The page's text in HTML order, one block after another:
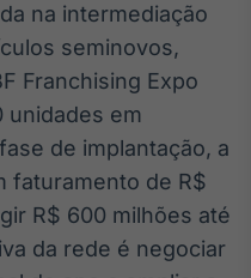
Fundos
A melhor
para
fundos
investimento
no Brasil
IA
Em breve
na intermediação
seminovos,
Franchising Expo
unidades em
de implantação, a
faturamento de R$
R$ 600 milhões até
da rede é negociar